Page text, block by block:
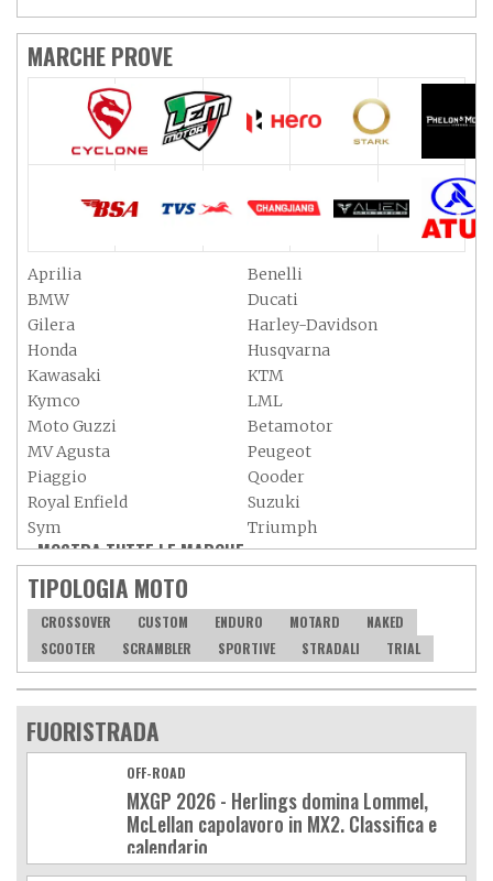
MARCHE PROVE
Aprilia
Benelli
BMW
Ducati
Gilera
Harley-Davidson
Honda
Husqvarna
Kawasaki
KTM
Kymco
LML
Moto Guzzi
Betamotor
MV Agusta
Peugeot
Piaggio
Qooder
Royal Enfield
Suzuki
Sym
Triumph
Vespa
Yamaha
Adiva
Aeon
Axy
Baotian
MOSTRA TUTTE LE MARCHE »
TIPOLOGIA MOTO
CROSSOVER CUSTOM ENDURO MOTARD
NAKED
SCOOTER
SCRAMBLER SPORTIVE STRADALI TRIAL
FUORISTRADA
OFF-ROAD
MXGP 2026 - Herlings domina Lommel,
McLellan capolavoro in MX2. Classifica e
calendario